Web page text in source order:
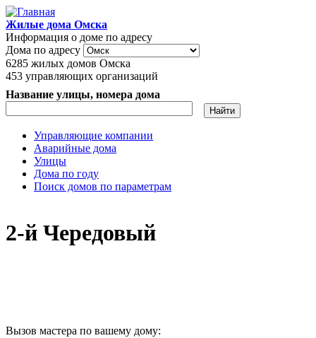
Перейти к основному содержанию
Жилые дома Омска
Информация о доме по адресу
Дома по адресу
6285 жилых домов Омска
453 управляющих организаций
Название улицы, номера дома
Главное меню
Управляющие компании
Аварийные дома
Улицы
Дома по году
Поиск домов по параметрам
2-й Чередовый
Вызов мастера по вашему дому: